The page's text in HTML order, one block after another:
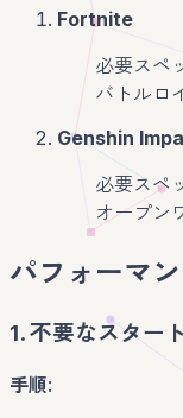
Fortnite
必要スペ
バトルロ
Genshin
必要スペ
オープン
パフォーマ
1. 不要なスター
手順: